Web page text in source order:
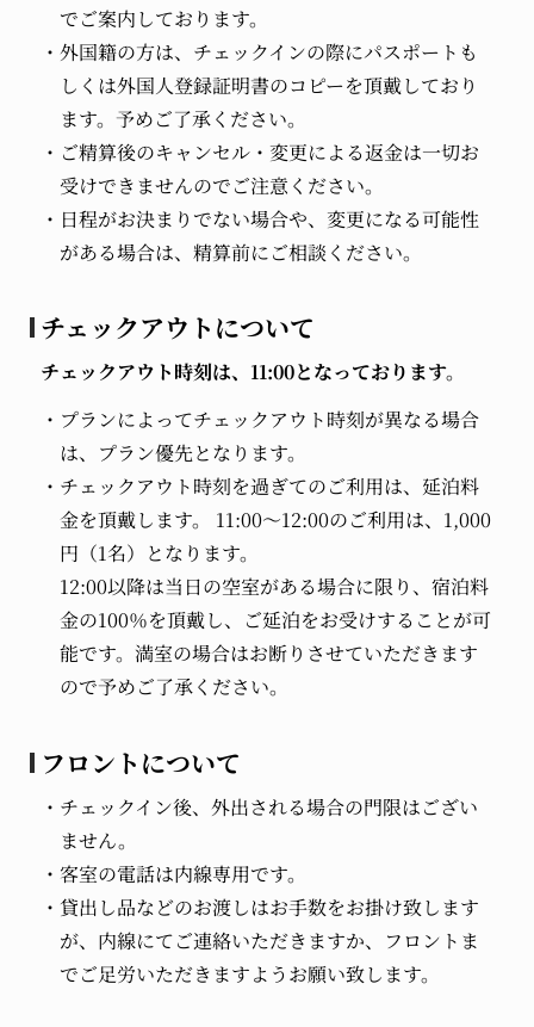
でご案内しております。
外国籍の方は、チェックインの際にパスポートも
しくは外国人登録証明書のコピーを頂戴しており
ます。予めご了承ください。
ご精算後のキャンセル・変更による返金は一切お
受けできませんのでご注意ください。
日程がお決まりでない場合や、変更になる可能性
がある場合は、精算前にご相談ください。
チェックアウトについて
チェックアウト時刻は、11:00となっております。
プランによってチェックアウト時刻が異なる場合
は、プラン優先となります。
チェックアウト時刻を過ぎてのご利用は、延泊料
金を頂戴します。 11:00～12:00のご利用は、1,000
円（1名）となります。
12:00以降は当日の空室がある場合に限り、宿泊料
金の100％を頂戴し、ご延泊をお受けすることが可
能です。満室の場合はお断りさせていただきます
ので予めご了承ください。
フロントについて
チェックイン後、外出される場合の門限はござい
ません。
客室の電話は内線専用です。
貸出し品などのお渡しはお手数をお掛け致します
が、内線にてご連絡いただきますか、フロントま
でご足労いただきますようお願い致します。